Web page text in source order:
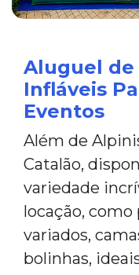
Aluguel
Infláveis
Eventos
Além de
Catalão,
variedade
locação, como
variados,
bolinhas,